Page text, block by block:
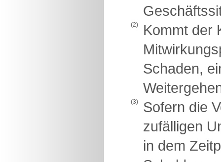
(2)
Kommt der
Schaden,
(3)
Sofern die
zufälligen
in dem